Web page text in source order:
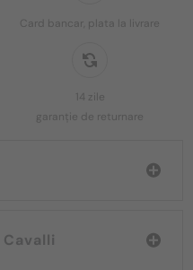
Card bancar, plata la livrare
14 zile
garanție de returnare
Cavalli